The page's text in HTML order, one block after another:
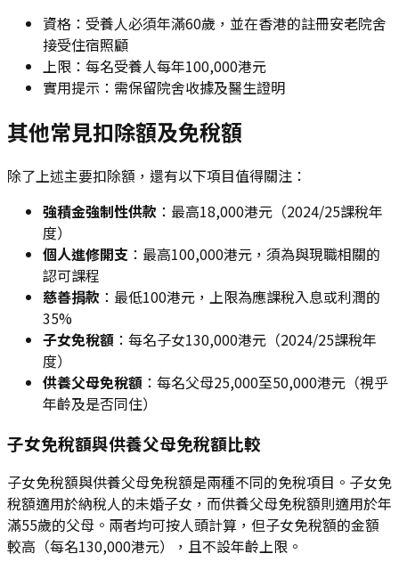
資格：受養人必須年滿60歲，並在香港的註冊安老院舍
接受住宿照顧
上限：每名受養人每年100,000港元
實用提示：需保留院舍收據及醫生證明
其他常見扣除額及免稅額
除了上述主要扣除額，還有以下項目值得關注：
強積金強制性供款 ：最高18,000港元（2024/25課稅年
度）
個人進修開支 ：最高100,000港元，須為與現職相關的
認可課程
慈善捐款 ：最低100港元，上限為應課稅入息或利潤的
35%
子女免稅額 ：每名子女130,000港元（2024/25課稅年
度）
供養父母免稅額 ：每名父母25,000至50,000港元（視乎
年齡及是否同住）
子女免稅額與供養父母免稅額比較
子女免稅額與供養父母免稅額是兩種不同的免稅項目。子女免
稅額適用於納稅人的未婚子女，而供養父母免稅額則適用於年
滿55歲的父母。兩者均可按人頭計算，但子女免稅額的金額
較高（每名130,000港元），且不設年齡上限。